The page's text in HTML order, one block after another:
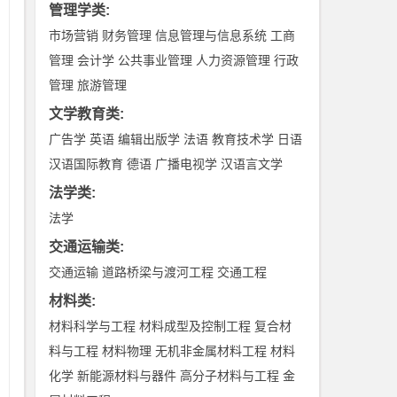
管理学类:
市场营销 财务管理 信息管理与信息系统 工商
管理 会计学 公共事业管理 人力资源管理 行政
管理 旅游管理
文学教育类:
广告学 英语 编辑出版学 法语 教育技术学 日语
汉语国际教育 德语 广播电视学 汉语言文学
法学类:
法学
交通运输类:
交通运输 道路桥梁与渡河工程 交通工程
材料类:
材料科学与工程 材料成型及控制工程 复合材
料与工程 材料物理 无机非金属材料工程 材料
化学 新能源材料与器件 高分子材料与工程 金